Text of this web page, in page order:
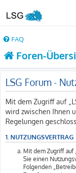
FAQ
Foren-
LSG Forum -
Mit dem Zugriff auf
wird zwischen Ihnen
Regelungen
1. NUTZUNGSVERTRAG
Mit dem Zugriff auf
Sie einen
Folgenden